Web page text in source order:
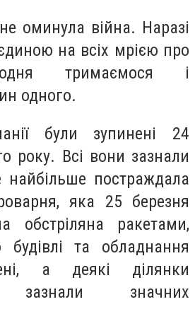
оминула війна. Наразі
на всіх мрією про
тримаємося і
одного.
були зупинені 24
року. Всі вони зазнали
постраждала
яка 25 березня
обстріляна ракетами,
будівлі та обладнання
а деякі ділянки
зазнали значних